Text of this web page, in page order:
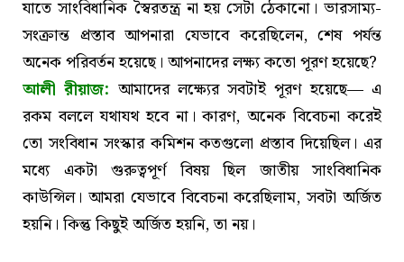
যাতে সাংবিধানিক স্বৈরতন্ত্র না হয় সেটা ঠেকানো। ভারসাম্য-
সংক্রান্ত প্রস্তাব আপনারা যেভাবে করেছিলেন, শেষ পর্যন্ত
অনেক পরিবর্তন হয়েছে। আপনাদের লক্ষ্য কতো পূরণ হয়েছে?
আলী রীয়াজ: আমাদের লক্ষ্যের সবটাই পূরণ হয়েছে— এ
রকম বললে যথাযথ হবে না। কারণ, অনেক বিবেচনা করেই
তো সংবিধান সংস্কার কমিশন কতগুলো প্রস্তাব দিয়েছিল। এর
মধ্যে একটা গুরুত্বপূর্ণ বিষয় ছিল জাতীয় সাংবিধানিক
কাউন্সিল। আমরা যেভাবে বিবেচনা করেছিলাম, সবটা অর্জিত
হয়নি। কিন্তু কিছুই অর্জিত হয়নি, তা নয়।